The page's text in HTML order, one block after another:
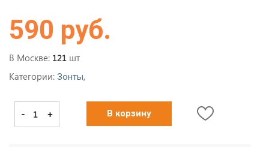
590 руб.
В Москве: 121 шт
Категории: Зонты,
- + В корзину